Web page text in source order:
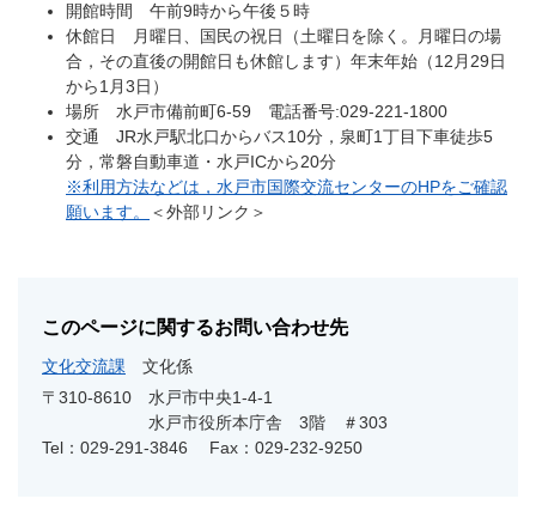
開館時間 午前9時から午後５時
休館日 月曜日、国民の祝日（土曜日を除く。月曜日の場
合，その直後の開館日も休館します）年末年始（12月29日
から1月3日）
場所 水戸市備前町6-59 電話番号:029-221-1800
交通 JR水戸駅北口からバス10分，泉町1丁目下車徒歩5
分，常磐自動車道・水戸ICから20分
※利用方法などは，水戸市国際交流センターのHPをご確認
願います。
＜外部リンク＞
このページに関するお問い合わせ先
文化交流課
文化係
〒310-8610
水戸市中央1-4-1
水戸市役所本庁舎 3階 ＃303
Tel：029-291-3846
Fax：029-232-9250